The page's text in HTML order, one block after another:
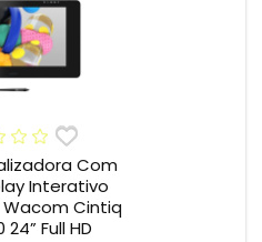
Com
Interativo
Wacom Cintiq
24” Full HD